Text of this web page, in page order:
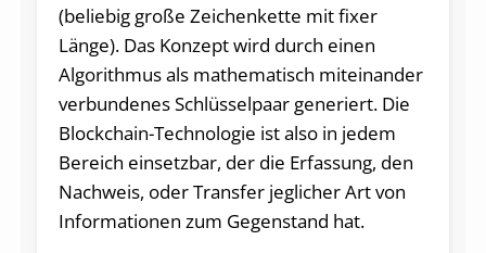
(beliebig große Zeichenkette mit fixer
Länge). Das Konzept wird durch einen
Algorithmus als mathematisch miteinander
verbundenes Schlüsselpaar generiert. Die
Blockchain-Technologie ist also in jedem
Bereich einsetzbar, der die Erfassung, den
Nachweis, oder Transfer jeglicher Art von
Informationen zum Gegenstand hat.